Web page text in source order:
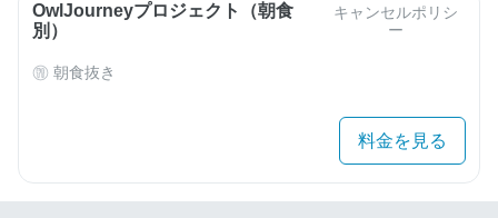
OwlJourneyプロジェクト（朝食
別）
キャンセルポリシ
ー
朝食抜き
料金を見る